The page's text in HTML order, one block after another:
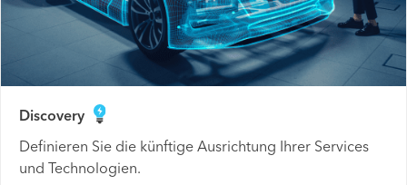
Discovery
Definieren Sie die künftige Ausrichtung Ihrer Services
und Technologien.